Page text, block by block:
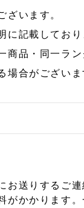
ざいます。
に記載しており
品・同一ラ
合がござい
送りするご
がかかります